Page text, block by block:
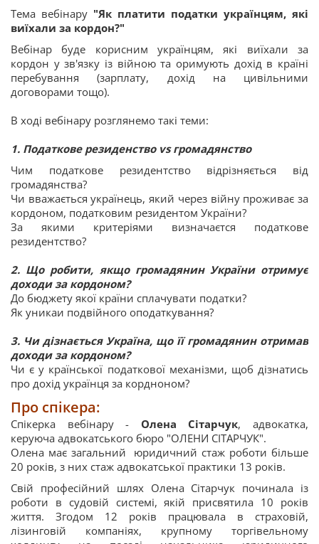
Тема вебінару "Як платити податки українцям, які
виїхали за кордон?"
Вебінар буде корисним українцям, які виїхали за
кордон у зв'язку із війною та оримують дохід в країні
перебування (зарплату, дохід на цивільними
договорами тощо).
В ході вебінару розглянемо такі теми:
1. Податкове резиденство vs громадянство
Чим податкове резидентство відрізняється від
громадянства?
Чи вважається українець, який через війну проживає за
кордоном, податковим резидентом України?
За якими критеріями визначаєтся податкове
резидентство?
2. Що робити, якщо громадянин України отримує
доходи за кордоном?
До бюджету якої країни сплачувати податки?
Як уникаи подвійного оподаткування?
3. Чи дізнається Україна, що її громадянин отримав
доходи за кордоном?
Чи є у країнської податкової механізми, щоб дізнатись
про дохід українця за кордноном?
Про спікера:
Спікерка вебінару - Олена Сітарчук, адвокатка,
керуюча адвокатського бюро "ОЛЕНИ СІТАРЧУК".
Олена має загальний юридичний стаж роботи більше
20 років, з них стаж адвокатської практики 13 років.
Свій професійний шлях Олена Сітарчук починала із
роботи в судовій системі, якій присвятила 10 років
життя. Згодом 12 років працювала в страховій,
лізинговій компаніях, крупному торгівельному